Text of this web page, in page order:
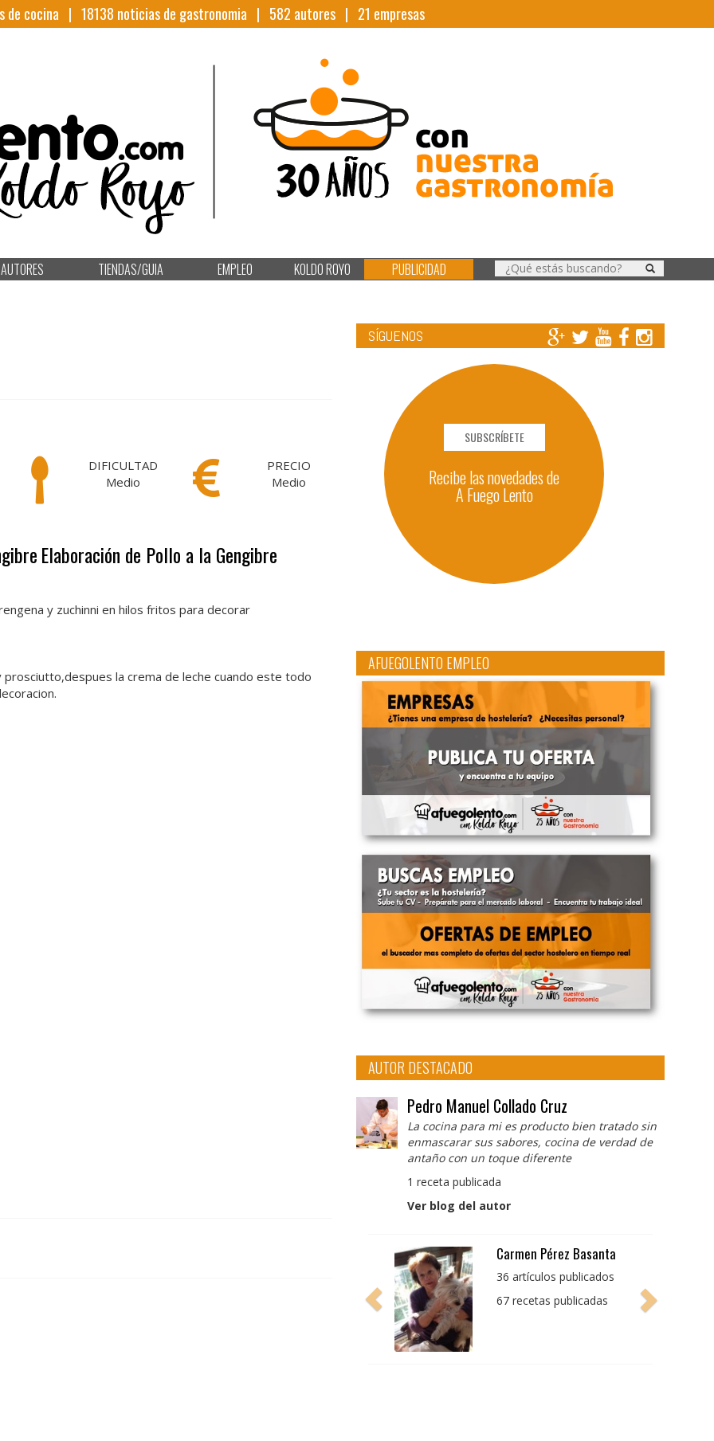
de cocina | 18138 noticias de gastronomia | 582 autores | 21 empresas
AUTORES TIENDAS/GUIA EMPLEO KOLDO ROYO PUBLICIDAD
DIFICULTAD
Medio
PRECIO
Medio
Elaboración de Pollo a la Gengibre
y zuchinni en hilos fritos para decorar
la crema de leche cuando este todo
SÍGUENOS
SUBSCRÍBETE
Recibe las novedades de
A Fuego Lento
AFUEGOLENTO EMPLEO
AUTOR DESTACADO
Pedro Manuel Collado Cruz
La cocina para mi es producto bien tratado sin
enmascarar sus sabores, cocina de verdad de
antaño con un toque diferente
1 receta publicada
Ver blog del autor
Pedro Manuel Collado
Cruz
producto bien tratado